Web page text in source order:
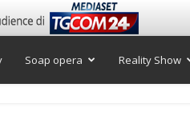
Soap opera Reality Show